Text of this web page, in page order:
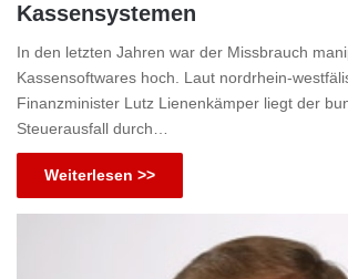
Kassensystemen
In den letzten Jahren war der Missbrauch
Kassensoftwares hoch. Laut nordrhein-
Finanzminister Lutz Lienenkämper liegt der
Steuerausfall durch…
Weiterlesen >>